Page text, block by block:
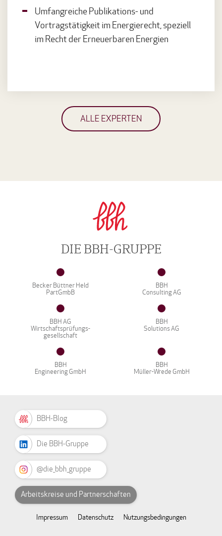
Umfangreiche Publikations- und
Vortragstätigkeit im Energierecht, speziell
im Recht der Erneuerbaren Energien
ALLE EXPERTEN
DIE BBH-GRUPPE
Becker Büttner Held
PartGmbB
BBH
Consulting AG
BBH AG
Wirtschaftsprüfungs-
gesellschaft
BBH
Solutions AG
BBH
Engineering GmbH
BBH
Müller-Wrede GmbH
BBH-Blog
Die BBH-Gruppe
@die_bbh_gruppe
Arbeitskreise und Partnerschaften
Impressum Datenschutz Nutzungsbedingungen